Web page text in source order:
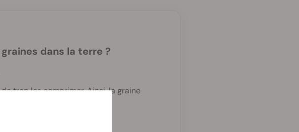
dans la terre ?
trop les comprimer. Ainsi, la graine